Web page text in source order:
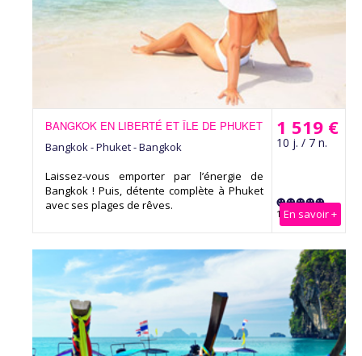
1 519 €
10 j. / 7 n.
17 Avis
En savoir +
BANGKOK EN LIBERTÉ ET ÎLE DE PHUKET
Bangkok - Phuket - Bangkok
Laissez-vous emporter par l’énergie de
Bangkok ! Puis, détente complète à Phuket
avec ses plages de rêves.